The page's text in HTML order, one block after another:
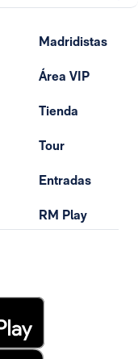
Madridistas
Área VIP
Tienda
Tour
Entradas
RM Play